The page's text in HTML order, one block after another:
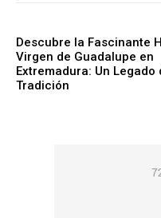
Descubre la Fascinante
Virgen de Guadalupe en
Extremadura: Un Legado
Tradición